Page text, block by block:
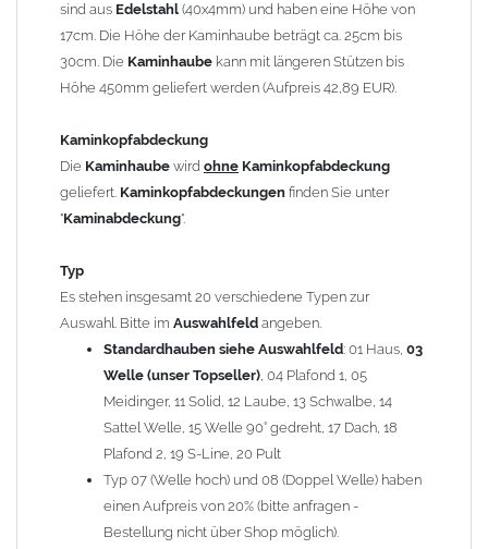
allgemeine Informationen:
Ab einer Kaminlängevon 1200mm werden 6
Kaminstützengeliefert.
Bei der Kombination mitWetterfahneundKaminbreite
angefertigt.
DieKaminhaubekann mitklappbaren Stützen
für 4 Stützen = 96,89 EUR, Länge ab 1200mm 6 Stützen =
145,39 EUR) geliefert werden.
Ihrem zuständigen
Hinweis: FürKaminhaubenundKaminabdeckungenkönnen wir
Nachnahme anbieten!
Lieferzeit: ca. 1-2 Wochen nach Zahlungseingang
Sonderanfertigung: Die Kaminhaube wird kundenspezifisch
angefertigt - keine Rücknahme möglich!
sind aus Edelstahl (40x4mm) und haben eine Höhe von
17cm. Die Höhe der Kaminhaube beträgt ca. 25cm bis
30cm. Die Kaminhaube kann mit längeren Stützen bis
Höhe 450mm geliefert werden (Aufpreis 42,89 EUR).
Kaminkopfabdeckung
Die Kaminhaube wird ohne Kaminkopfabdeckung
geliefert. Kaminkopfabdeckungen finden Sie unter
"Kaminabdeckung".
Typ
Es stehen insgesamt 20 verschiedene Typen zur
Auswahl. Bitte im Auswahlfeld angeben.
Standardhauben siehe Auswahlfeld: 01 Haus, 03
Welle (unser Topseller), 04 Plafond 1, 05
Meidinger, 11 Solid, 12 Laube, 13 Schwalbe, 14
Sattel Welle, 15 Welle 90° gedreht, 17 Dach, 18
Plafond 2, 19 S-Line, 20 Pult
Typ 07 (Welle hoch) und 08 (Doppel Welle) haben
einen Aufpreis von 20% (bitte anfragen -
Bestellung nicht über Shop möglich).